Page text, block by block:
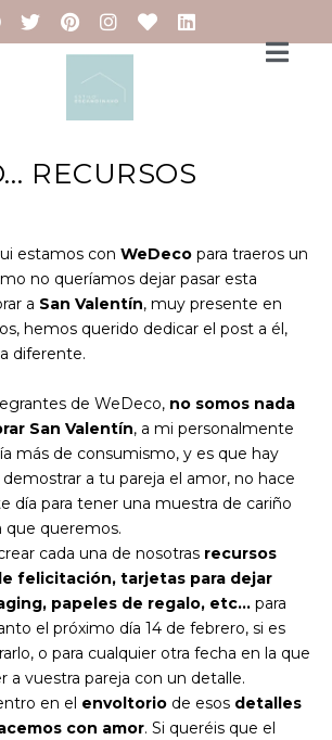
RECURSOS
estamos con WeDeco para traeros un
no queríamos dejar pasar esta
a San Valentín, muy presente en
hemos querido dedicar el post a él,
diferente.
de WeDeco, no somos nada
San Valentín, a mi personalmente
más de consumismo, y es que hay
a tu pareja el amor, no hace
día para tener una muestra de cariño
que queremos.
cada una de nosotras recursos
felicitación, tarjetas para dejar
papeles de regalo, etc… para
el próximo día 14 de febrero, si es
o para cualquier otra fecha en la que
a vuestra pareja con un detalle.
en el envoltorio de esos detalles
con amor. Si queréis que el